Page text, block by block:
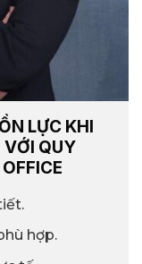
LỰC KHI
VỚI QUY
hợp.